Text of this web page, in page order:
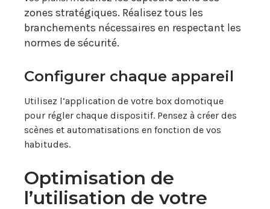
zones stratégiques. Réalisez tous les
branchements nécessaires en respectant les
normes de sécurité.
Configurer chaque appareil
Utilisez l’application de votre box domotique
pour régler chaque dispositif. Pensez à créer des
scènes et automatisations en fonction de vos
habitudes.
Optimisation de
l’utilisation de votre